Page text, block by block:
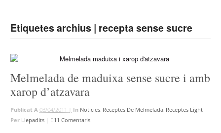
Etiquetes archius | recepta sense sucre
Melmelada de maduixa sense sucre i amb
xarop d’atzavara
Publicat A03/04/2011 | In Noticies Receptes De Melmelada Receptes Light
Per Llepadits 11 Comentaris